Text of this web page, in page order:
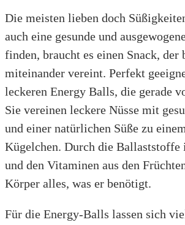
Die meisten lieben doch
auch eine gesunde und
finden, braucht es einen Snack, der
miteinander vereint. Perfekt
leckeren Energy Balls, die gerade
Sie vereinen leckere Nüsse mit
und einer natürlichen Süße zu
Kügelchen. Durch die Ballaststoffe
und den Vitaminen aus den
Körper alles, was er benötigt.
Für die Energy-Balls lassen sich